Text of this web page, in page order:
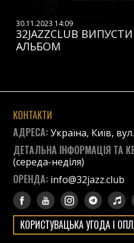
30.11.2023 14:09
32JAZZCLUB
АЛЬБОМ
КОНТАКТИ
АДРЕСА:Україна, Київ,
ДЕТАЛЬНА ІНФОРМАЦІЯ ТА
(середа-неділя)
ОРЕНДА: info@32jazz.club
КОРИСТУВАЦЬКА УГОДА І